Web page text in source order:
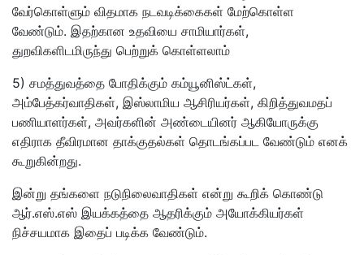
வேர்கொள்ளும் விதமாக நடவடிக்கைகள் மேற்கொள்ள
வேண்டும். இதற்கான உதவியை சாமியார்கள்,
துறவிகளிடமிருந்து பெற்றுக் கொள்ளலாம்
5) சமத்துவத்தை போதிக்கும் கம்யூனிஸ்ட்கள்,
அம்பேத்கர்வாதிகள், இஸ்லாமிய ஆசிரியர்கள், கிறித்துவமதப்
பணியாளர்கள், அவர்களின் அண்டையினர் ஆகியோருக்கு
எதிராக தீவிரமான தாக்குதல்கள் தொடங்கப்பட வேண்டும் எனக்
கூறுகின்றது.
இன்று தங்களை நடுநிலைவாதிகள் என்று கூறிக் கொண்டு
ஆர்.எஸ்.எஸ் இயக்கத்தை ஆதரிக்கும் அயோக்கியர்கள்
நிச்சயமாக இதைப் படிக்க வேண்டும்.